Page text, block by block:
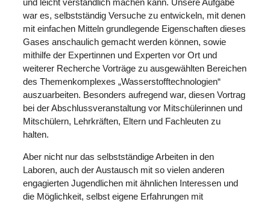
war es, selbstständig Versuche zu entwickeln, mit denen
mit einfachen Mitteln grundlegende Eigenschaften dieses
Gases anschaulich gemacht werden können, sowie
mithilfe der Expertinnen und Experten vor Ort und
weiterer Recherche Vorträge zu ausgewählten Bereichen
des Themenkomplexes „Wasserstofftechnologien“
auszuarbeiten. Besonders aufregend war, diesen Vortrag
bei der Abschlussveranstaltung vor Mitschülerinnen und
Mitschülern, Lehrkräften, Eltern und Fachleuten zu
halten.
Aber nicht nur das selbstständige Arbeiten in den
Laboren, auch der Austausch mit so vielen anderen
engagierten Jugendlichen mit ähnlichen Interessen und
die Möglichkeit, selbst eigene Erfahrungen mit